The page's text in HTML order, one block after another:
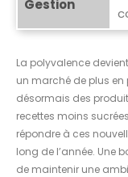
Gestion
La polyvalence
un marché de plus en
désormais des
recettes moins
répondre à ces
long de l’année. Une
de maintenir une